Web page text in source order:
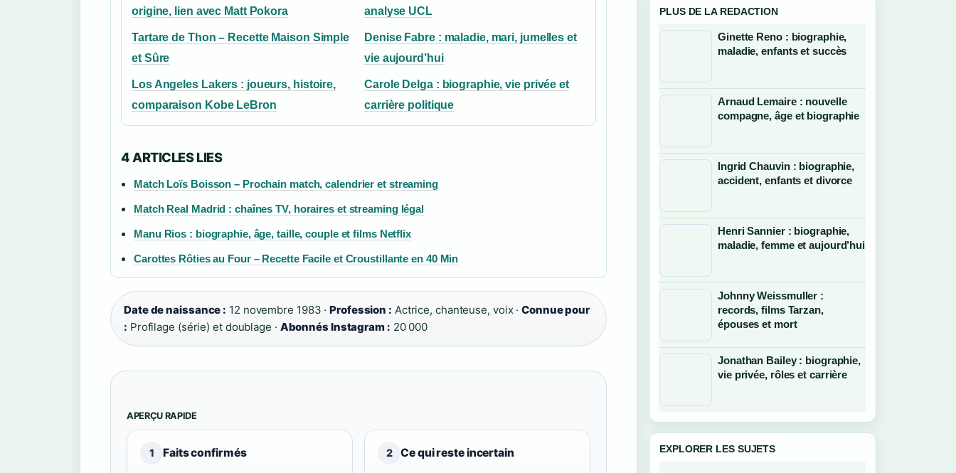
origine, lien avec Matt Pokora
analyse UCL
Tartare de Thon – Recette Maison Simple
et Sûre
Denise Fabre : maladie, mari, jumelles et
vie aujourd’hui
Los Angeles Lakers : joueurs, histoire,
comparaison Kobe LeBron
Carole Delga : biographie, vie privée et
carrière politique
4 ARTICLES LIES
Match Loïs Boisson – Prochain match, calendrier et streaming
Match Real Madrid : chaînes TV, horaires et streaming légal
Manu Rios : biographie, âge, taille, couple et films Netflix
Carottes Rôties au Four – Recette Facile et Croustillante en 40 Min
Date de naissance : 12 novembre 1983 ·Profession : Actrice, chanteuse, voix ·Connue pour
: Profilage (série) et doublage · Abonnés Instagram : 20 000
APERÇU RAPIDE
1 Faits confirmés 2 Ce qui reste incertain
PLUS DE LA REDACTION
Ginette Reno : biographie,
maladie, enfants et succès
Arnaud Lemaire : nouvelle
compagne, âge et biographie
Ingrid Chauvin : biographie,
accident, enfants et divorce
Henri Sannier : biographie,
maladie, femme et aujourd’hui
Johnny Weissmuller :
records, films Tarzan,
épouses et mort
Jonathan Bailey : biographie,
vie privée, rôles et carrière
EXPLORER LES SUJETS